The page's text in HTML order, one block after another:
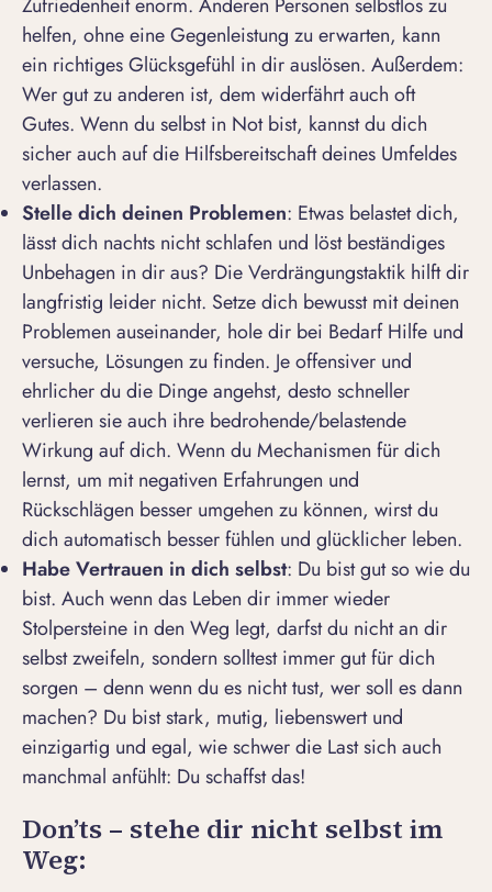
Zufriedenheit enorm. Anderen Personen selbstlos zu
helfen, ohne eine Gegenleistung zu erwarten, kann
ein richtiges Glücksgefühl in dir auslösen. Außerdem:
Wer gut zu anderen ist, dem widerfährt auch oft
Gutes. Wenn du selbst in Not bist, kannst du dich
sicher auch auf die Hilfsbereitschaft deines Umfeldes
verlassen.
Stelle dich deinen Problemen: Etwas belastet dich,
lässt dich nachts nicht schlafen und löst beständiges
Unbehagen in dir aus? Die Verdrängungstaktik hilft dir
langfristig leider nicht. Setze dich bewusst mit deinen
Problemen auseinander, hole dir bei Bedarf Hilfe und
versuche, Lösungen zu finden. Je offensiver und
ehrlicher du die Dinge angehst, desto schneller
verlieren sie auch ihre bedrohende/belastende
Wirkung auf dich. Wenn du Mechanismen für dich
lernst, um mit negativen Erfahrungen und
Rückschlägen besser umgehen zu können, wirst du
dich automatisch besser fühlen und glücklicher leben.
Habe Vertrauen in dich selbst: Du bist gut so wie du
bist. Auch wenn das Leben dir immer wieder
Stolpersteine in den Weg legt, darfst du nicht an dir
selbst zweifeln, sondern solltest immer gut für dich
sorgen – denn wenn du es nicht tust, wer soll es dann
machen? Du bist stark, mutig, liebenswert und
einzigartig und egal, wie schwer die Last sich auch
manchmal anfühlt: Du schaffst das!
Don’ts – stehe dir nicht selbst im
Weg: